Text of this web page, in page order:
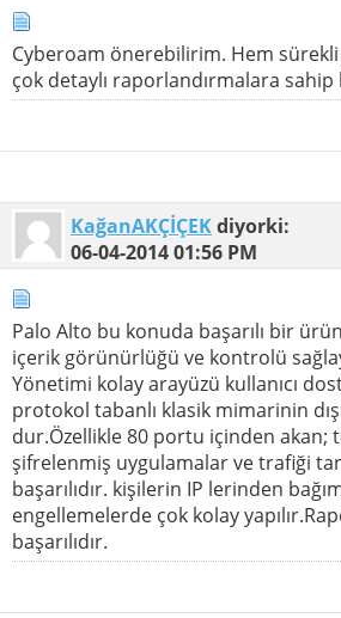
Cyberoam önerebilirim. Hem
çok detaylı raporlandırmalara sahip
KağanAKÇİÇEKdiyorki:
06-04-201401:56 PM
Palo Alto bu konuda başarılı bir
içerik görünürlüğü ve kontrolü
Yönetimi kolay arayüzü kullanıcı
protokol tabanlı klasik mimarinin
dur.Özellikle 80 portu içinden akan;
şifrelenmiş uygulamalar ve trafiği
başarılıdır. kişilerin IP lerinden
engellemelerde çok kolay
başarılıdır.